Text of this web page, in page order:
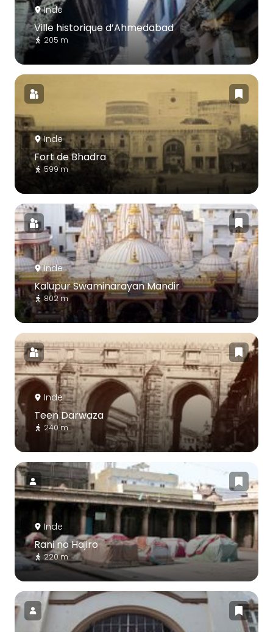
Inde
Ville historique d’Ahmedabad
205 m
Inde
Fort de Bhadra
599 m
Inde
Kalupur Swaminarayan Mandir
802 m
Inde
Teen Darwaza
240 m
Inde
Rani no Hajiro
220 m